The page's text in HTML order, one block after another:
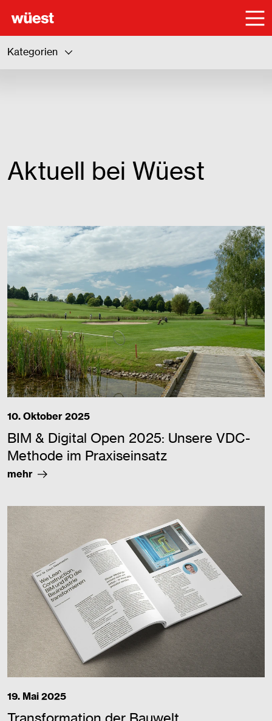
Aktuell bei Wüest
Kategorien
10. Oktober 2025
BIM & Digital Open 2025: Unsere VDC-
Methode im Praxiseinsatz
mehr
19. Mai 2025